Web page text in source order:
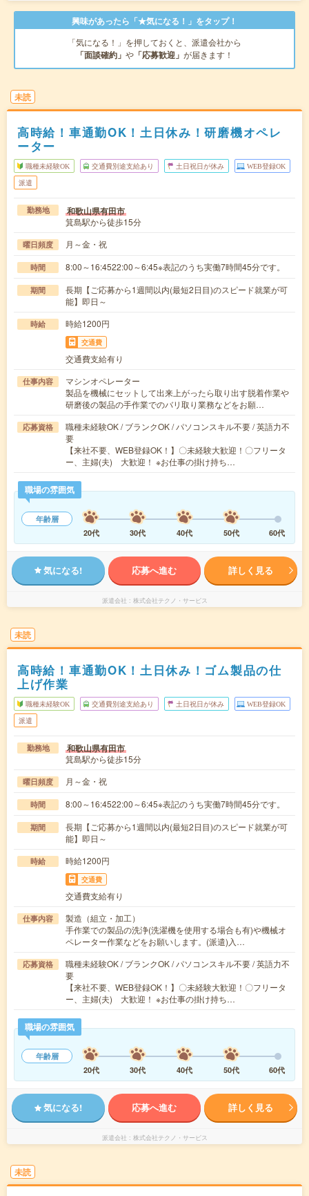
興味があったら「★気になる！」をタップ！
「気になる！」を押しておくと、派遣会社から
「面談確約」 や 「応募歓迎」 が届きます！
未読
高時給！車通勤OK！土日休み！研磨機オペレ
ーター
職種未経験OK 交通費別途支給あり 土日祝日が休み WEB登録OK
派遣
勤務地 和歌山県有田市
箕島駅から徒歩15分
曜日頻度 月～金・祝
時間 8:00～16:4522:00～6:45※表記のうち実働7時間45分です。
期間
長期【ご応募から1週間以内(最短2日目)のスピード就業が可
能】即日～
時給 時給1200円
交通費
交通費支給有り
仕事内容
マシンオペレーター
製品を機械にセットして出来上がったら取り出す脱着作業や
研磨後の製品の手作業でのバリ取り業務などをお願…
応募資格
職種未経験OK / ブランクOK / パソコンスキル不要 / 英語力不
要
【来社不要、WEB登録OK！】〇未経験大歓迎！〇フリータ
ー、主婦(夫) 大歓迎！ ※お仕事の掛け持ち…
職場の雰囲気
年齢層
20代
30代 40代 50代 60代
気になる! 応募へ進む 詳しく見る
派遣会社 株式会社テクノ・サービス
未読
高時給！車通勤OK！土日休み！ゴム製品の仕
上げ作業
職種未経験OK 交通費別途支給あり 土日祝日が休み WEB登録OK
派遣
勤務地 和歌山県有田市
箕島駅から徒歩15分
曜日頻度 月～金・祝
時間 8:00～16:4522:00～6:45※表記のうち実働7時間45分です。
期間
長期【ご応募から1週間以内(最短2日目)のスピード就業が可
能】即日～
時給 時給1200円
交通費
交通費支給有り
仕事内容
製造（組立・加工）
手作業での製品の洗浄(洗濯機を使用する場合も有)や機械オ
ペレーター作業などをお願いします。(派遣)入…
応募資格
職種未経験OK / ブランクOK / パソコンスキル不要 / 英語力不
要
【来社不要、WEB登録OK！】〇未経験大歓迎！〇フリータ
ー、主婦(夫) 大歓迎！ ※お仕事の掛け持ち…
職場の雰囲気
年齢層
20代
30代 40代 50代 60代
気になる! 応募へ進む 詳しく見る
派遣会社 株式会社テクノ・サービス
未読